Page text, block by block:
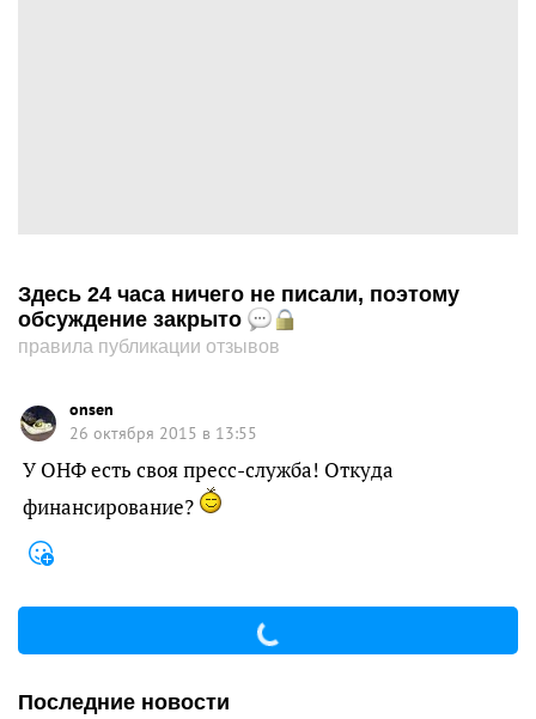
Здесь 24 часа ничего не писали, поэтому
обсуждение закрыто
правила публикации отзывов
onsen
26 октября 2015 в 13:55
У ОНФ есть своя пресс-служба! Откуда
финансирование?
Последние новости